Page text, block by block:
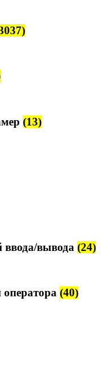
(13)
ввода/вывода (24)
оператора (40)